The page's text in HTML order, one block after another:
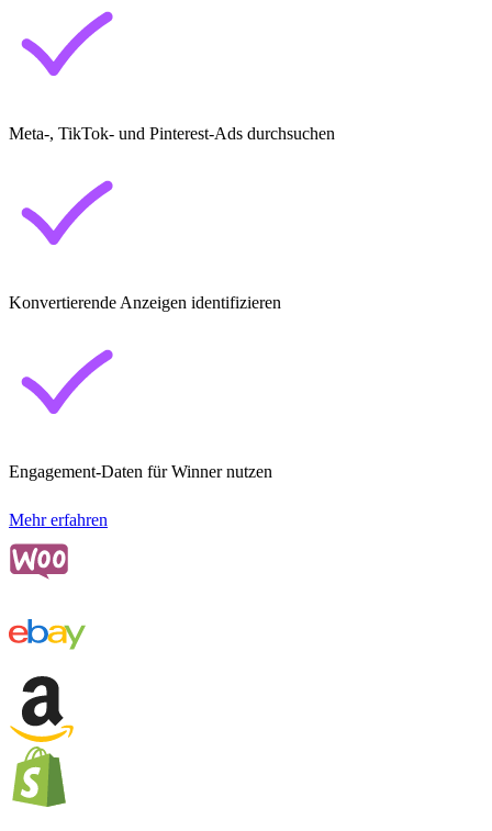
Meta-, TikTok- und Pinterest-Ads durchsuchen
Konvertierende Anzeigen identifizieren
Engagement-Daten für Winner nutzen
Mehr erfahren